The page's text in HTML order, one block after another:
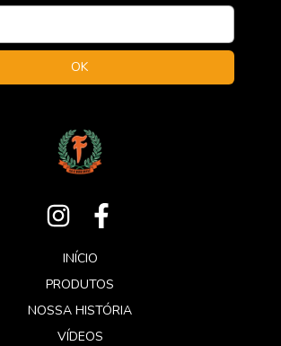
INÍCIO
PRODUTOS
NOSSA HISTÓRIA
VÍDEOS